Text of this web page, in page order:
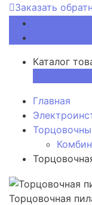
Заказать
Каталог
Главная
Торцовочная